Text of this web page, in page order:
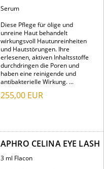
Serum
Diese Pflege für ölige und
unreine Haut behandelt
wirkungsvoll Hautunreinheiten
und Hautstörungen. Ihre
erlesenen, aktiven Inhaltsstoffe
durchdringen die Poren und
haben eine reinigende und
antibakterielle Wirkung. ...
255,00 EUR
APHRO CELINA EYE LASH
3 ml Flacon